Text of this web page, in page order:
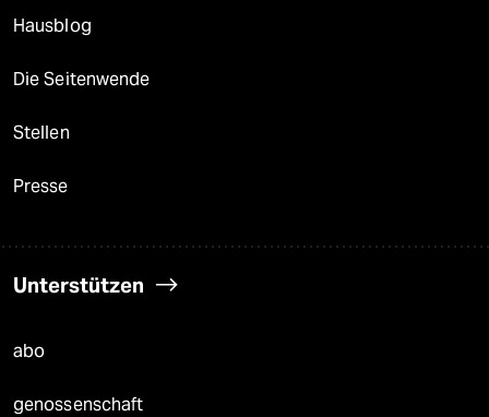
Hausblog
Die Seitenwende
Stellen
Presse
Unterstützen
abo
genossenschaft